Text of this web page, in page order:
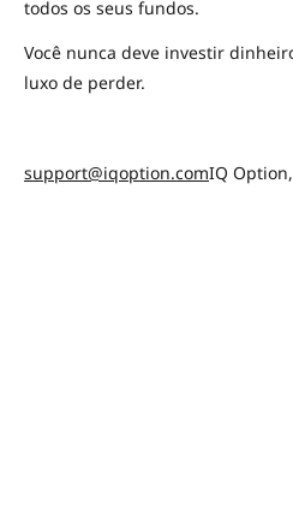
todos os seus fundos.
Você nunca deve investir
luxo de perder.
support@iqoption.comIQ